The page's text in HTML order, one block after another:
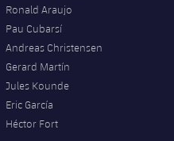
Ronald Araujo
Pau Cubarsí
Andreas Christensen
Gerard Martín
Jules Kounde
Eric García
Héctor Fort